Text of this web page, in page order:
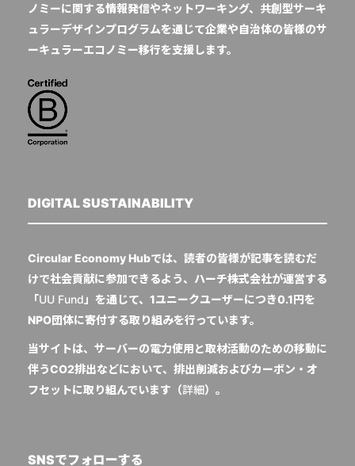
ノミーに関する情報発信やネットワーキング、共創型サーキ
ュラーデザインプログラムを通じて企業や自治体の皆様のサ
ーキュラーエコノミー移行を支援します。
DIGITAL SUSTAINABILITY
Circular Economy Hubでは、読者の皆様が記事を読むだ
けで社会貢献に参加できるよう、ハーチ株式会社が運営する
「UU Fund 」を通じて、1ユニークユーザーにつき0.1円を
NPO団体に寄付する取り組みを行っています。
当サイトは、サーバーの電力使用と取材活動のための移動に
伴うCO2排出などにおいて、排出削減およびカーボン・オ
フセットに取り組んでいます（詳細）。
SNSでフォローする